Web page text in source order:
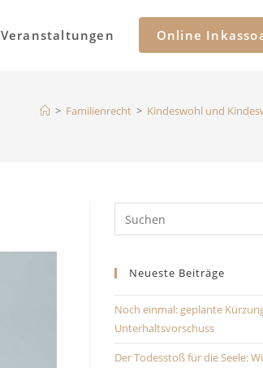
Veranstaltungen Online
> Familienrecht > Kindeswohl und
Neueste Beiträge
Noch einmal: geplante
Unterhaltsvorschuss
Der Todesstoß für die Seele: